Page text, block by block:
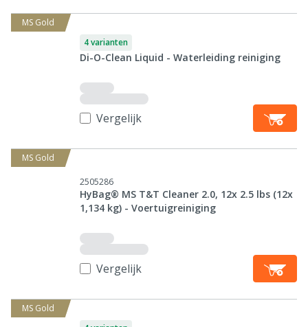
MS Gold
4 varianten
Di-O-Clean Liquid - Waterleiding reiniging
Vergelijk
MS Gold
2505286
HyBag® MS T&T Cleaner 2.0, 12x 2.5 lbs (12x
1,134 kg) - Voertuigreiniging
Vergelijk
MS Gold